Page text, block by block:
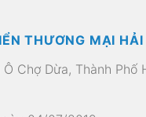
THƯƠNG MẠI HẢI
Chợ Dừa, Thành Phố